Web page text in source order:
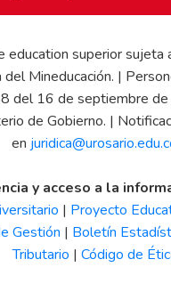
education superior sujeta
del Mineducación. |
del 16 de septiembre
de Gobierno. |
en
y acceso a la
| Proyecto
Gestión | Boletín
Tributario | Código de